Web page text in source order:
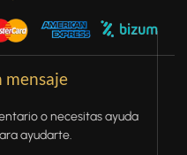
mensaje
o necesitas ayuda
ayudarte.